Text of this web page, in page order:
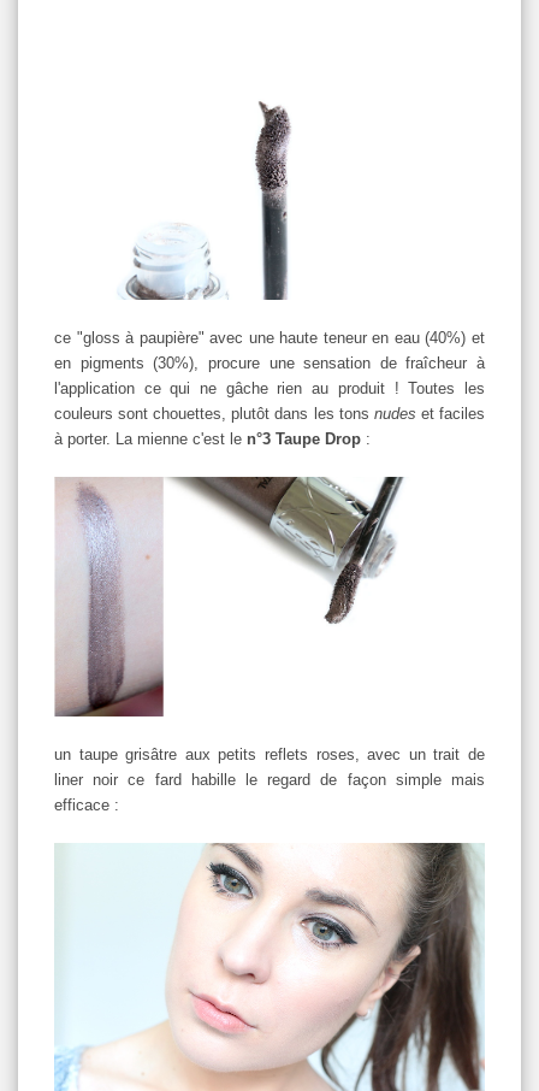
ce "gloss à paupière" avec une haute teneur en eau (40%) et
en pigments (30%), procure une sensation de fraîcheur à
l'application ce qui ne gâche rien au produit ! Toutes les
couleurs sont chouettes, plutôt dans les tons nudes et faciles
à porter. La mienne c'est le n°3 Taupe Drop :
un taupe grisâtre aux petits reflets roses, avec un trait de
liner noir ce fard habille le regard de façon simple mais
efficace :